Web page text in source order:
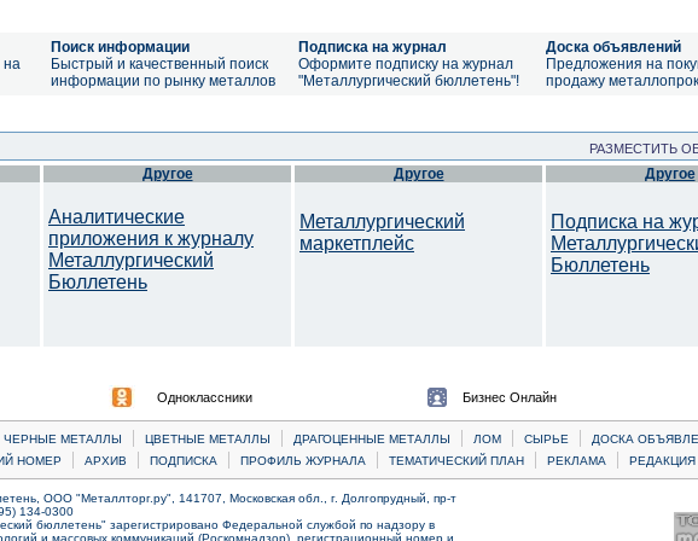
на
Поиск информации
Быстрый и качественный поиск
информации по рынку металлов
Подписка на журнал
Оформите подписку на журнал
"Металлургический бюллетень"!
Доска объявлений
Предложения на
продажу
РАЗМЕСТИТЬ
Другое
Аналитические
приложения к журналу
Металлургический
Бюллетень
Другое
Металлургический
маркетплейс
Другое
Подписка на
Бюллетень
Одноклассники Бизнес Онлайн
ЧЕРНЫЕ МЕТАЛЛЫ | ЦВЕТНЫЕ МЕТАЛЛЫ | ДРАГОЦЕННЫЕ МЕТАЛЛЫ | ЛОМ | CЫРЬЕ |
ДОСКА
НОМЕР | АРХИВ | ПОДПИСКА | ПРОФИЛЬ ЖУРНАЛА | ТЕМАТИЧЕСКИЙ ПЛАН | РЕКЛАМА | РЕДАКЦИЯ
ООО "Металлторг.ру", 141707, Московская обл., г. Долгопрудный, пр-т
134-0300
бюллетень" зарегистрировано Федеральной службой по надзору в
и массовых коммуникаций (Роскомнадзор), регистрационный номер и